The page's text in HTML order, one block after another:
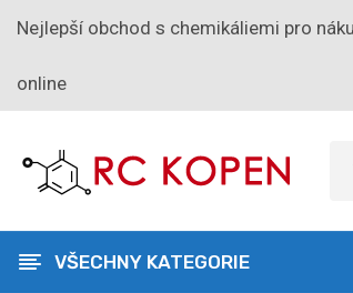
Nejlepší obchod s chemikáliemi pro
online
VŠECHNY KATEGORIE